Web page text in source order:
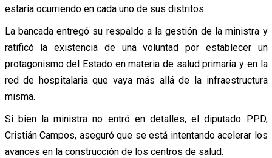
estaría ocurriendo en cada uno de sus distritos.
La bancada entregó su respaldo a la gestión de la ministra y
ratificó la existencia de una voluntad por establecer un
protagonismo del Estado en materia de salud primaria y en la
red de hospitalaria que vaya más allá de la infraestructura
misma.
Si bien la ministra no entró en detalles, el diputado PPD,
Cristián Campos, aseguró que se está intentando acelerar los
avances en la construcción de los centros de salud.